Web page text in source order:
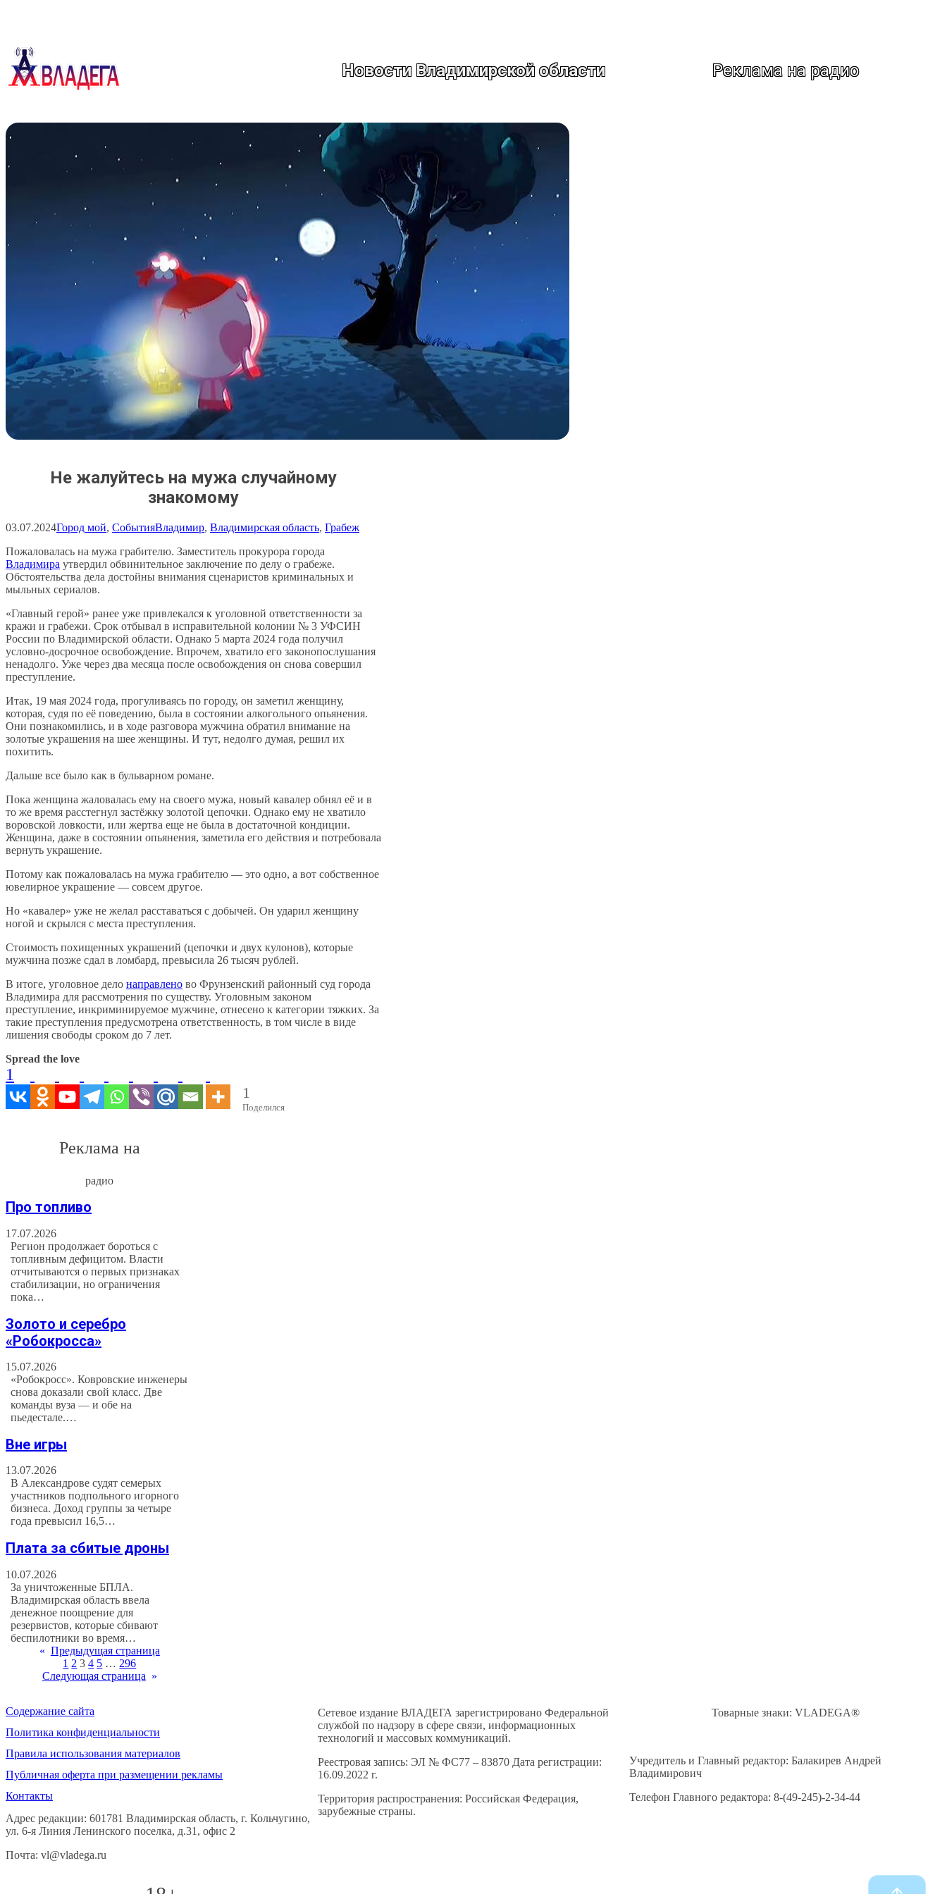
Новости Владимирской области Реклама на радио
Не жалуйтесь на мужа случайному
знакомому
03.07.2024Город мой, СобытияВладимир, Владимирская область, Грабеж
Пожаловалась на мужа грабителю. Заместитель прокурора города
Владимира утвердил обвинительное заключение по делу о грабеже.
Обстоятельства дела достойны внимания сценаристов криминальных и
мыльных сериалов.
«Главный герой» ранее уже привлекался к уголовной ответственности за
кражи и грабежи. Срок отбывал в исправительной колонии № 3 УФСИН
России по Владимирской области. Однако 5 марта 2024 года получил
условно-досрочное освобождение. Впрочем, хватило его законопослушания
ненадолго. Уже через два месяца после освобождения он снова совершил
преступление.
Итак, 19 мая 2024 года, прогуливаясь по городу, он заметил женщину,
которая, судя по её поведению, была в состоянии алкогольного опьянения.
Они познакомились, и в ходе разговора мужчина обратил внимание на
золотые украшения на шее женщины. И тут, недолго думая, решил их
похитить.
Дальше все было как в бульварном романе.
Пока женщина жаловалась ему на своего мужа, новый кавалер обнял её и в
то же время расстегнул застёжку золотой цепочки. Однако ему не хватило
воровской ловкости, или жертва еще не была в достаточной кондиции.
Женщина, даже в состоянии опьянения, заметила его действия и потребовала
вернуть украшение.
Потому как пожаловалась на мужа грабителю — это одно, а вот собственное
ювелирное украшение — совсем другое.
Но «кавалер» уже не желал расставаться с добычей. Он ударил женщину
ногой и скрылся с места преступления.
Стоимость похищенных украшений (цепочки и двух кулонов), которые
мужчина позже сдал в ломбард, превысила 26 тысяч рублей.
В итоге, уголовное дело направлено во Фрунзенский районный суд города
Владимира для рассмотрения по существу. Уголовным законом
преступление, инкриминируемое мужчине, отнесено к категории тяжких. За
такие преступления предусмотрена ответственность, в том числе в виде
лишения свободы сроком до 7 лет.
Spread the love
1
1
Поделился
Реклама на
радио
Про топливо
17.07.2026
Регион продолжает бороться с
топливным дефицитом. Власти
отчитываются о первых признаках
стабилизации, но ограничения
пока…
Золото и серебро
«Робокросса»
15.07.2026
«Робокросс». Ковровские инженеры
снова доказали свой класс. Две
команды вуза — и обе на
пьедестале.…
Вне игры
13.07.2026
В Александрове судят семерых
участников подпольного игорного
бизнеса. Доход группы за четыре
года превысил 16,5…
Плата за сбитые дроны
10.07.2026
За уничтоженные БПЛА.
Владимирская область ввела
денежное поощрение для
резервистов, которые сбивают
беспилотники во время…
« Предыдущая страница
1 2 3 4 5 … 296
Следующая страница »
Содержание сайта
Политика конфиденциальности
Правила использования материалов
Публичная оферта при размещении рекламы
Контакты
Адрес редакции: 601781 Владимирская область, г. Кольчугино,
ул. 6-я Линия Ленинского поселка, д.31, офис 2
Почта: vl@vladega.ru
Сетевое издание ВЛАДЕГА зарегистрировано Федеральной
службой по надзору в сфере связи, информационных
технологий и массовых коммуникаций.
Реестровая запись: ЭЛ № ФС77 – 83870 Дата регистрации:
16.09.2022 г.
Территория распространения: Российская Федерация,
зарубежные страны.
Товарные знаки: VLADEGA®
Учредитель и Главный редактор: Балакирев Андрей
Владимирович
Телефон Главного редактора: 8-(49-245)-2-34-44